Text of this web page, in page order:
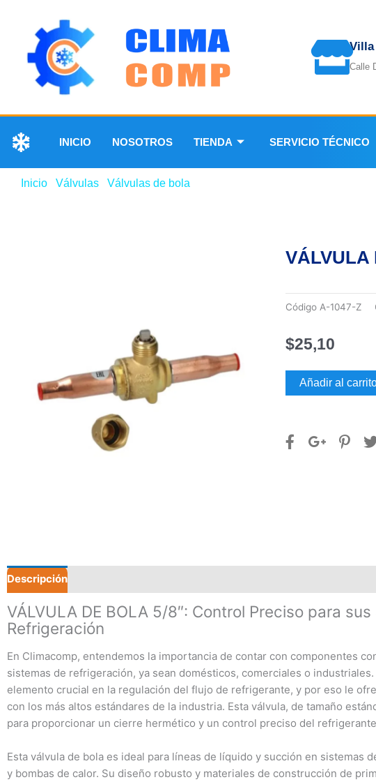
Villa
Calle
INICIO NOSOTROS TIENDA SERVICIO TÉCNICO
Inicio Válvulas Válvulas de bola
VÁLVULA
Código A-1047-Z
$25,10
VÁLVULA
DE
cantidad
Añadir al
Descripción
VÁLVULA DE BOLA 5/8″: Control Preciso para
Refrigeración
En Climacomp, entendemos la importancia de contar con componentes
sistemas de refrigeración, ya sean domésticos, comerciales o industriales.
elemento crucial en la regulación del flujo de refrigerante, y por eso le
con los más altos estándares de la industria. Esta válvula, de tamaño
para proporcionar un cierre hermético y un control preciso del
Esta válvula de bola es ideal para líneas de líquido y succión en sistemas
y bombas de calor. Su diseño robusto y materiales de construcción de